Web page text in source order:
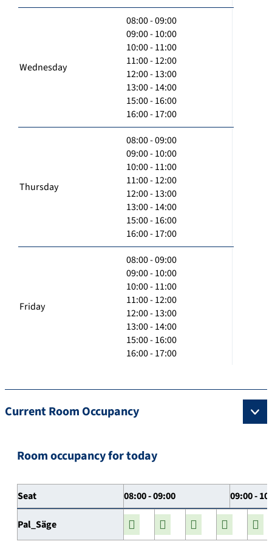
Wednesday
08:00 - 09:00
09:00 - 10:00
10:00 - 11:00
11:00 - 12:00
12:00 - 13:00
13:00 - 14:00
15:00 - 16:00
16:00 - 17:00
Thursday
08:00 - 09:00
09:00 - 10:00
10:00 - 11:00
11:00 - 12:00
12:00 - 13:00
13:00 - 14:00
15:00 - 16:00
16:00 - 17:00
Friday
08:00 - 09:00
09:00 - 10:00
10:00 - 11:00
11:00 - 12:00
12:00 - 13:00
13:00 - 14:00
15:00 - 16:00
16:00 - 17:00
Current Room Occupancy
Room occupancy for today
Seat 08:00 - 09:00 09:00 -
Pal_Säge